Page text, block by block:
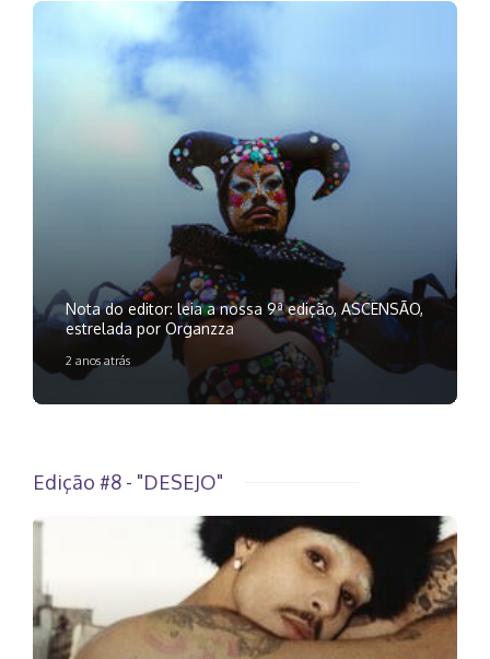
Nota do editor: leia a nossa 9ª edição, ASCENSÃO,
estrelada por Organzza
2 anos atrás
Edição #8 - "DESEJO"